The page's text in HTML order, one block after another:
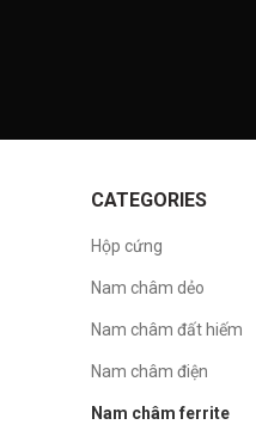
CATEGORIES
Hộp cứng
Nam châm dẻo
Nam châm đất hiếm
Nam châm điện
Nam châm ferrite